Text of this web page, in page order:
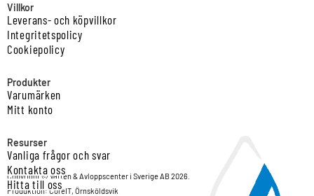
Villkor
Leverans- och köpvillkor
Integritetspolicy
Cookiepolicy
Produkter
Varumärken
Mitt konto
Resurser
Vanliga frågor och svar
Kontakta oss
Hitta till oss
Copyright © Vatten & Avloppscenter i Sverige AB 2026.
Produktion: CoreIT, Örnsköldsvik